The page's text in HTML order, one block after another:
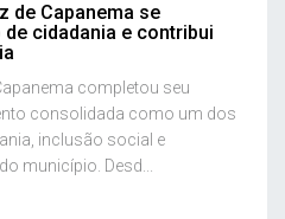
de Capanema se
cidadania e contribui
completou seu
consolidada como um dos
inclusão social e
município. Desd...